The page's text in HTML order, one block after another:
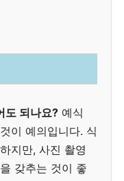
도 되나요? 예식
이 예의입니다. 식
지만, 사진 촬영
갖추는 것이 좋